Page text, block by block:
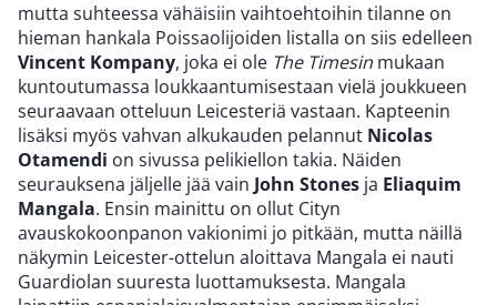
mutta suhteessa vähäisiin vaihtoehtoihin tilanne on
hieman hankala Poissaolijoiden listalla on siis edelleen
Vincent Kompany, joka ei ole The Timesin mukaan
kuntoutumassa loukkaantumisestaan vielä joukkueen
seuraavaan otteluun Leicesteriä vastaan. Kapteenin
lisäksi myös vahvan alkukauden pelannut Nicolas
Otamendi on sivussa pelikiellon takia. Näiden
seurauksena jäljelle jää vain John Stones ja Eliaquim
Mangala. Ensin mainittu on ollut Cityn
avauskokoonpanon vakionimi jo pitkään, mutta näillä
näkymin Leicester-ottelun aloittava Mangala ei nauti
Guardiolan suuresta luottamuksesta. Mangala